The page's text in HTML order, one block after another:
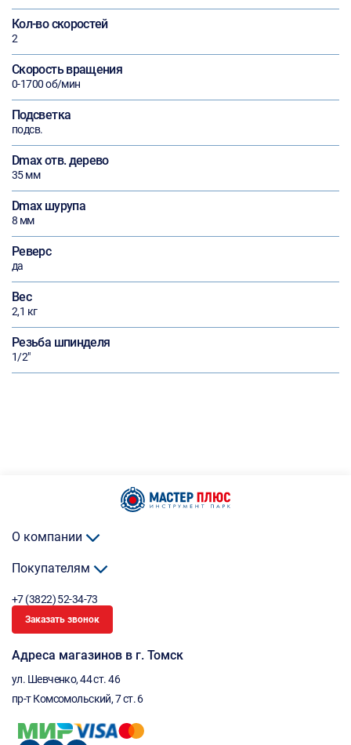
Кол-во скоростей
2
Скорость вращения
0-1700 об/мин
Подсветка
подсв.
Dmax отв. дерево
35 мм
Dmax шурупа
8 мм
Реверс
да
Вес
2,1 кг
Резьба шпинделя
1/2"
О компании
Покупателям
+7 (3822) 52-34-73
Заказать звонок
Адреса магазинов в г. Томск
ул. Шевченко, 44 ст. 46
пр-т Комсомольский, 7 ст. 6